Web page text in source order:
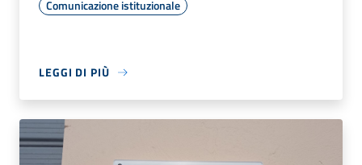
Comunicazione istituzionale
LEGGI DI PIÙ